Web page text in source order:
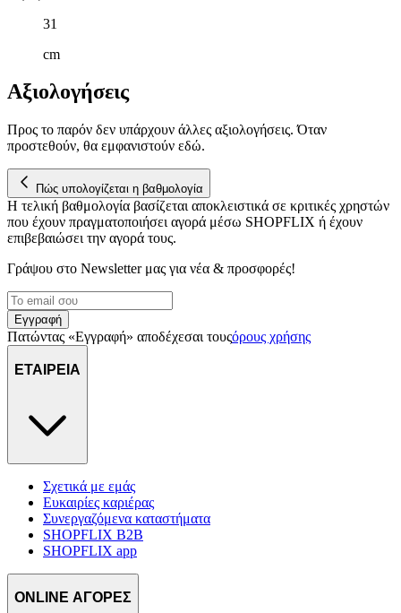
31
cm
Αξιολογήσεις
Προς το παρόν δεν υπάρχουν άλλες αξιολογήσεις. Όταν
προστεθούν, θα εμφανιστούν εδώ.
Πώς υπολογίζεται η βαθμολογία
Η τελική βαθμολογία βασίζεται αποκλειστικά σε κριτικές χρηστών
που έχουν πραγματοποιήσει αγορά μέσω SHOPFLIX ή έχουν
επιβεβαιώσει την αγορά τους.
Γράψου στο Νewsletter μας για νέα & προσφορές!
Εγγραφή
Πατώντας «Εγγραφή» αποδέχεσαι τουςόρους χρήσης
ΕΤΑΙΡΕΙΑ
Σχετικά με εμάς
Ευκαιρίες καριέρας
Συνεργαζόμενα καταστήματα
SHOPFLIX B2B
SHOPFLIX app
ONLINE ΑΓΟΡΕΣ